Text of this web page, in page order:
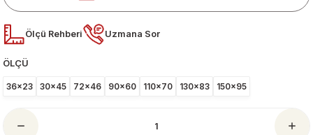
Ölçü Rehberi Uzmana Sor
ÖLÇÜ
36x23 30x45 72x46 90x60 110x70 130x83 150x95